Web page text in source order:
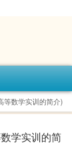
等数学实训的简介)
学实训的简